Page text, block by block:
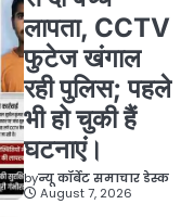
लापता, CCTV
फुटेज खंगाल
रही पुलिस; पहले
भी हो चुकी हैं
घटनाएं।
byन्यू कॉर्बेट समाचार डेस्क
August 7, 2026